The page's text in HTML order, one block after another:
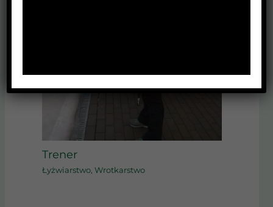
Trener
Łyżwiarstwo,Wrotkarstwo